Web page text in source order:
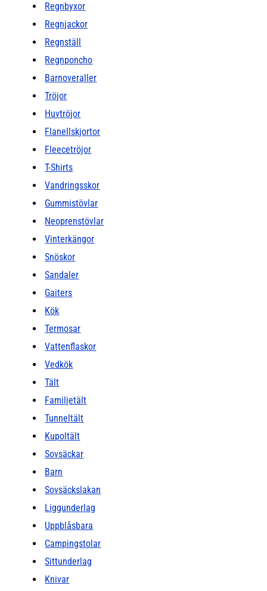
Regnbyxor
Regnjackor
Regnställ
Regnponcho
Barnoveraller
Tröjor
Huvtröjor
Flanellskjortor
Fleecetröjor
T-Shirts
Vandringsskor
Gummistövlar
Neoprenstövlar
Vinterkängor
Snöskor
Sandaler
Gaiters
Kök
Termosar
Vattenflaskor
Vedkök
Tält
Familjetält
Tunneltält
Kupoltält
Sovsäckar
Barn
Sovsäckslakan
Liggunderlag
Uppblåsbara
Campingstolar
Sittunderlag
Knivar